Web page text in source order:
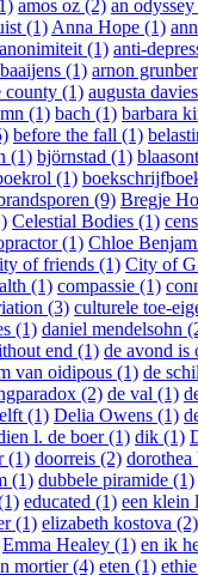
amos oz (2) an
(1) Anna Hope (1)
anonimiteit (1) anti-
(1) arnon
county (1) augusta
(1) bach (1) barbara
before the fall (1)
(1) björnstad (1)
(1)
(9) Bregje
Celestial Bodies (1)
(1) Chloe
of friends (1) City of
(1) compassie (1)
(3) culturele toe-
(1) daniel mendelsohn
end (1) de avond is
van oidipous (1) de
(2) de val (1)
(1) Delia Owens (1)
l. de boer (1) dik (1)
(1) doorreis (2) dorothea
(1) dubbele piramide (1)
educated (1) een klein
(1) elizabeth kostova (2)
Emma Healey (1) en ik
mortier (4) eten (1)